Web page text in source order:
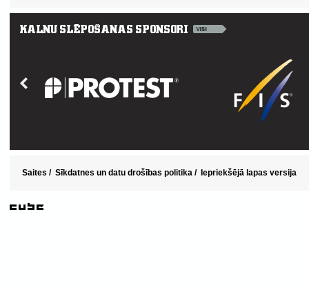
Saites / Sīkdatnes un datu drošības politika / Iepriekšējā lapas versija